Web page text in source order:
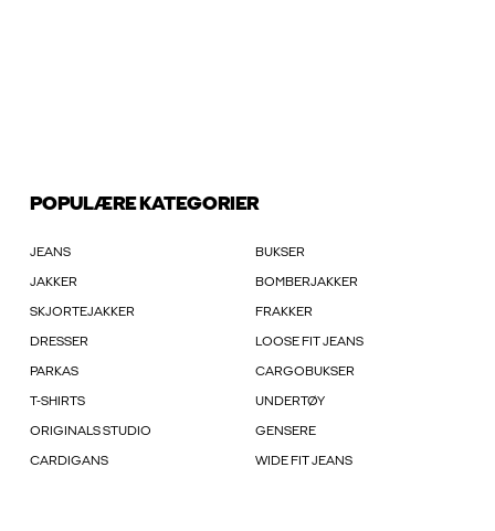
POPULÆRE KATEGORIER
JEANS BUKSER
JAKKER BOMBERJAKKER
SKJORTEJAKKER FRAKKER
DRESSER LOOSE FIT JEANS
PARKAS CARGOBUKSER
T-SHIRTS UNDERTØY
ORIGINALS STUDIO GENSERE
CARDIGANS WIDE FIT JEANS